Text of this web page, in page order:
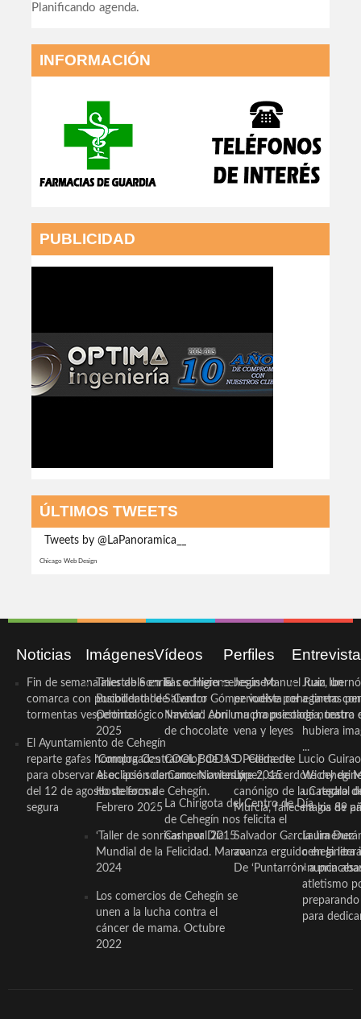
Planificando agenda.
INFORMACIÓN
PUBLICIDAD
ÚLTIMOS TWEETS
Tweets by @LaPanoramica__
Chicago Web Design
Noticias
Fin de semana inestable en la
comarca con posibilidad de
tormentas vespertinas
El Ayuntamiento de Cehegín
reparte gafas homologadas
para observar el eclipse solar
del 12 de agosto de forma
segura
Imágenes
Taller de Sonrisas e Higiene
Bucodental de ‘Centro
Odontológico Innova’. Abril
2025
‘Compra Contrarreloj’ de la
Asociación de Comerciantes y
Hosteleros de Cehegín.
Febrero 2025
‘Taller de sonrisas’ por Día
Mundial de la Felicidad. Marzo
2024
Los comercios de Cehegín se
unen a la lucha contra el
cáncer de mama. Octubre
2022
Vídeos
El cocinero ceheginero
Salvador Gómez vuelve por
Navidad con una propuesta
de chocolate
COOL BODAS. Pedida de
mano. Noviembre 2015
La Chirigota del Centro de Día
de Cehegín nos felicita el
Carnaval 2015
Perfiles
Jesús Manuel Ruiz, un
periodista ceheginero con
mucha psicología, teatro
vena y leyes
D. Clemente Lucio Guirao
López, sacerdote
canónigo de la Catedral
Murcia, fallece a los 89
Salvador García Jiménez
avanza erguido en la
De ‘Puntarrón’ a
Juan
a tantas
de nuestra
hubiera
...
Wichy de
un regalo
magia de
Laura
ceheginera
«nunca
atletismo
para